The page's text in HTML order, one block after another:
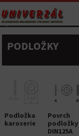
PODLOŽKY
Podložka
karoserie
Povrch
podložky
DIN125A